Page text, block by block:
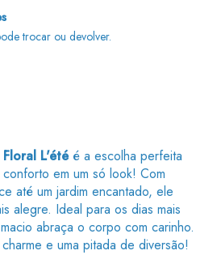
trocar ou devolver.
L'étéé a escolha perfeita
em um só look! Com
até um jardim encantado, ele
alegre. Ideal para os dias mais
abraça o corpo com carinho.
e uma pitada de diversão!